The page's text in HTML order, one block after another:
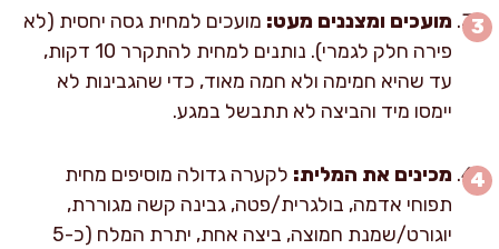
מועכים ומצננים מעט: מועכים למחית גסה יחסית (לא
פירה חלק לגמרי). נותנים למחית להתקרר 10 דקות,
עד שהיא חמימה ולא חמה מאוד, כדי שהגבינות לא
יימסו מיד והביצה לא תתבשל במגע.
מכינים את המלית: לקערה גדולה מוסיפים מחית
תפוחי אדמה, בולגרית/פטה, גבינה קשה מגוררת,
יוגורט/שמנת חמוצה, ביצה אחת, יתרת המלח (כ-5